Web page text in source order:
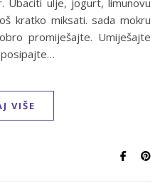
Ubaciti ulje, jogurt, limunovu
kratko miksati. sada mokru
promiješajte. Umiješajte
VIŠE